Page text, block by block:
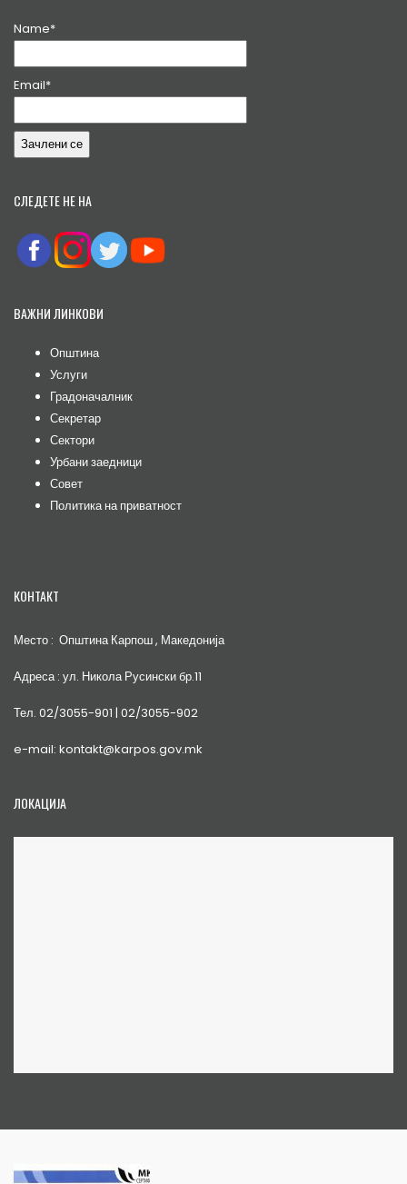
Name*
Email*
СЛЕДЕТЕ НЕ НА
ВАЖНИ ЛИНКОВИ
Општина
Услуги
Градоначалник
Секретар
Сектори
Урбани заедници
Совет
Политика на приватност
КОНТАКТ
Место : Општина Карпош , Македонија
Адреса : ул. Никола Русински бр.11
Тел. 02/3055-901 | 02/3055-902
e-mail: kontakt@karpos.gov.mk
ЛОКАЦИЈА